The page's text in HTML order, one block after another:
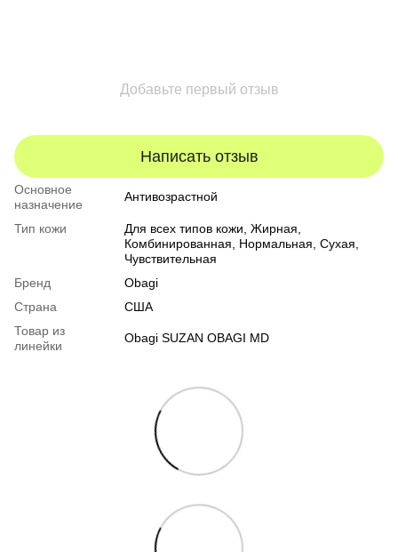
Добавьте первый отзыв
Написать отзыв
Основное
назначение
Антивозрастной
Тип кожи Для всех типов кожи, Жирная,
Комбинированная, Нормальная, Сухая,
Чувствительная
Бренд
Obagi
Страна
США
Товар из
линейки
Obagi SUZAN OBAGI MD